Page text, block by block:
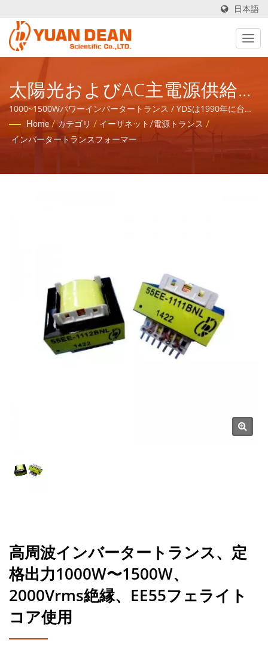
日本語
太陽光およびAC主電源供給シ
ステム用のカスタムインバー
タートランス製造業者 / 32年
1000~1500Wパワーインバータートランス / YDSは1990年に台湾
の台南で設立され、私たちの工場であるHo Mao electronicsは
1995年に中国の厦門で設立されました。私たちはISO 9001、ISO
Home / カテゴリ / イーサネット/電源トランス /
インバータートランスフォーマー
高周波インバータートランス、定
格出力1000W〜1500W、
2000Vrms絶縁、EE55フェライト
コア使用